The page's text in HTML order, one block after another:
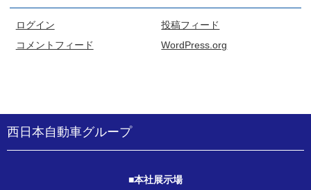
ログイン
投稿フィード
コメントフィード
WordPress.org
西日本自動車グループ
■本社展示場